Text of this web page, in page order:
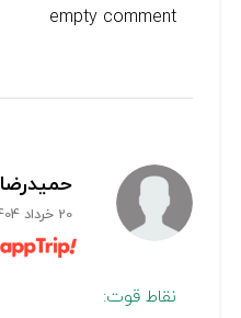
empty comment
حمیدرضا
20 خرداد 1404
نقاط قوت: